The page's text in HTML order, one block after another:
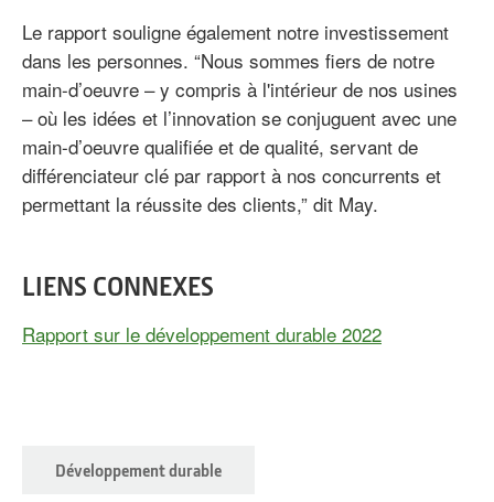
Le rapport souligne également notre investissement
dans les personnes. “Nous sommes fiers de notre
main-d’oeuvre – y compris à l'intérieur de nos usines
– où les idées et l’innovation se conjuguent avec une
main-d’oeuvre qualifiée et de qualité, servant de
différenciateur clé par rapport à nos concurrents et
permettant la réussite des clients,” dit May.
LIENS CONNEXES
Rapport sur le développement durable 2022
Développement durable